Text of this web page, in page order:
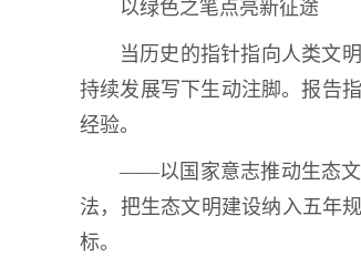
以绿色之笔点亮新征途
当历史的指针指向人类文
持续发展写下生动注脚。报告
经验。
——以国家意志推动生态文
法，把生态文明建设纳入五年
标。